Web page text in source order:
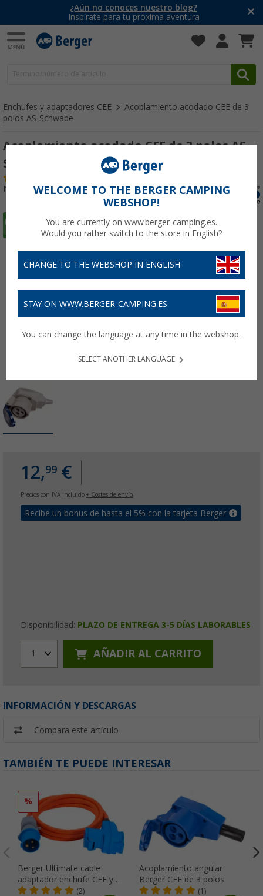
¿Aún no conoces nuestro blog?
Inspírate para tu próxima aventura
Enchufes y adaptadores CEE
Acoplamiento acodado CEE de 3
polos AS-Schwabe
Acoplamiento acodado CEE de 3 polos AS-
Schwabe
Nº de artículo 284630
12,99 €
Precios con IVA incluido + Costes de envío
Recibe un bonus de hasta el 5% con la tarjeta Berger
Disponibilidad: PLAZO DE ENTREGA 3-5 DÍAS LABORABLES
1 AÑADIR AL CARRITO
INFORMACIÓN Y DESCARGAS
Compara este artículo
TAMBIÉN TE PUEDE INTERESAR
%
Berger Ultimate cable
adaptador enchufe CEE y
acoplamiento angular con
(2)
Acoplamiento angular
Berger CEE de 3 polos
(1)
WELCOME TO THE BERGER CAMPING
WEBSHOP!
You are currently on www.berger-camping.es.
Would you rather switch to the store in English?
CHANGE TO THE WEBSHOP IN ENGLISH
STAY ON WWW.BERGER-CAMPING.ES
You can change the language at any time in the webshop.
SELECT ANOTHER LANGUAGE